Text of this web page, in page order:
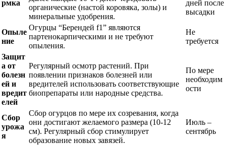
рмка
органические (настой коровяка, золы) и
минеральные удобрения.
дней после
высадки
Опыле
ние
Огурцы “Берендей f1” являются
партенокарпическими и не требуют
опыления.
Не
требуется
Защит
а от
болезн
ей и
вредит
елей
Регулярный осмотр растений. При
появлении признаков болезней или
вредителей использовать соответствующие
биопрепараты или народные средства.
По мере
необходим
ости
Сбор
урожа
я
Сбор огурцов по мере их созревания, когда
они достигают желаемого размера (10-12
см). Регулярный сбор стимулирует
образование новых завязей.
Июль –
сентябрь